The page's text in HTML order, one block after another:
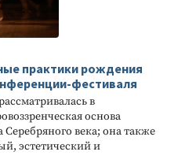
практики рождения
фестиваля
в
основа
века; она также
эстетический и